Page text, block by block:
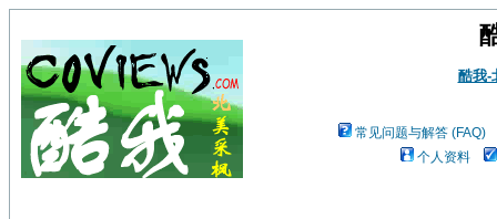
酷我-
常见问题与解答 (FAQ)
个人资料